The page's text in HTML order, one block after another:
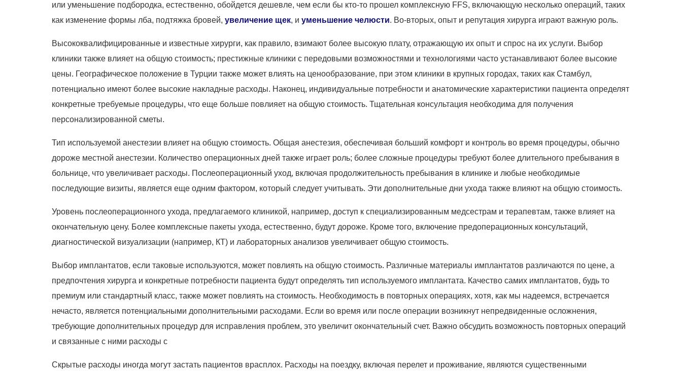
или уменьшение подбородка, естественно, обойдется дешевле, чем если бы кто-то прошел комплексную FFS, включающую несколько операций, таких
как изменение формы лба, подтяжка бровей, увеличение щек, и уменьшение челюсти. Во-вторых, опыт и репутация хирурга играют важную роль.
Высококвалифицированные и известные хирурги, как правило, взимают более высокую плату, отражающую их опыт и спрос на их услуги. Выбор
клиники также влияет на общую стоимость; престижные клиники с передовыми возможностями и технологиями часто устанавливают более высокие
цены. Географическое положение в Турции также может влиять на ценообразование, при этом клиники в крупных городах, таких как Стамбул,
потенциально имеют более высокие накладные расходы. Наконец, индивидуальные потребности и анатомические характеристики пациента определят
конкретные требуемые процедуры, что еще больше повлияет на общую стоимость. Тщательная консультация необходима для получения
персонализированной сметы.
Тип используемой анестезии влияет на общую стоимость. Общая анестезия, обеспечивая больший комфорт и контроль во время процедуры, обычно
дороже местной анестезии. Количество операционных дней также играет роль; более сложные процедуры требуют более длительного пребывания в
больнице, что увеличивает расходы. Послеоперационный уход, включая продолжительность пребывания в клинике и любые необходимые
последующие визиты, является еще одним фактором, который следует учитывать. Эти дополнительные дни ухода также влияют на общую стоимость.
Уровень послеоперационного ухода, предлагаемого клиникой, например, доступ к специализированным медсестрам и терапевтам, также влияет на
окончательную цену. Более комплексные пакеты ухода, естественно, будут дороже. Кроме того, включение предоперационных консультаций,
диагностической визуализации (например, КТ) и лабораторных анализов увеличивает общую стоимость.
Выбор имплантатов, если таковые используются, может повлиять на общую стоимость. Различные материалы имплантатов различаются по цене, а
предпочтения хирурга и конкретные потребности пациента будут определять тип используемого имплантата. Качество самих имплантатов, будь то
премиум или стандартный класс, также может повлиять на стоимость. Необходимость в повторных операциях, хотя, как мы надеемся, встречается
нечасто, является потенциальными дополнительными расходами. Если во время или после операции возникнут непредвиденные осложнения,
требующие дополнительных процедур для исправления проблем, это увеличит окончательный счет. Важно обсудить возможность повторных операций
и связанные с ними расходы с
Скрытые расходы иногда могут застать пациентов врасплох. Расходы на поездку, включая перелет и проживание, являются существенными